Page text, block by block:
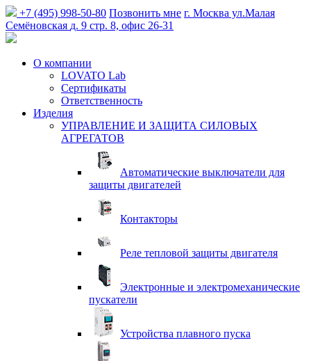
+7 (495) 998-50-80 Позвонить мне г. Москва ул.Малая
Семёновская д. 9 стр. 8, офис 26-31
О компании
LOVATO Lab
Сертификаты
Ответственность
Изделия
УПРАВЛЕНИЕ И ЗАЩИТА СИЛОВЫХ
АГРЕГАТОВ
Автоматические выключатели для
защиты двигателей
Контакторы
Реле тепловой защиты двигателя
Электронные и электромеханические
пускатели
Устройства плавного пуска